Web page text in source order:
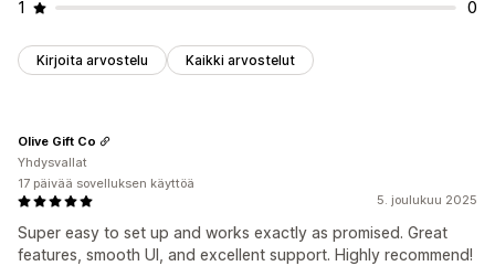
1
0
Kirjoita arvostelu Kaikki arvostelut
5. joulukuu 2025
Super easy to set up and works exactly as promised. Great
features, smooth UI, and excellent support. Highly recommend!
Olive Gift Co
Yhdysvallat
17 päivää sovelluksen käyttöä